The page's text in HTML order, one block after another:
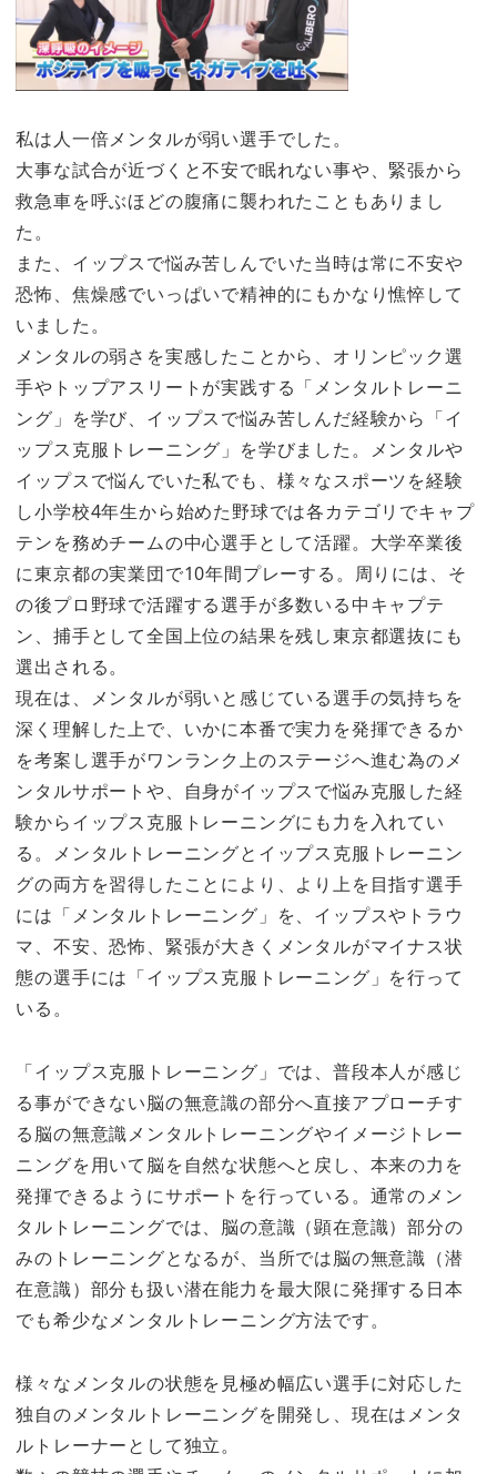
私は人一倍メンタルが弱い選手でした。
大事な試合が近づくと不安で眠れない事や、緊張から
救急車を呼ぶほどの腹痛に襲われたこともありまし
た。
また、イップスで悩み苦しんでいた当時は常に不安や
恐怖、焦燥感でいっぱいで精神的にもかなり憔悴して
いました。
メンタルの弱さを実感したことから、オリンピック選
手やトップアスリートが実践する「メンタルトレーニ
ング」を学び、イップスで悩み苦しんだ経験から「イ
ップス克服トレーニング」を学びました。メンタルや
イップスで悩んでいた私でも、様々なスポーツを経験
し小学校4年生から始めた野球では各カテゴリでキャプ
テンを務めチームの中心選手として活躍。大学卒業後
に東京都の実業団で10年間プレーする。周りには、そ
の後プロ野球で活躍する選手が多数いる中キャプテ
ン、捕手として全国上位の結果を残し東京都選抜にも
選出される。
現在は、メンタルが弱いと感じている選手の気持ちを
深く理解した上で、いかに本番で実力を発揮できるか
を考案し選手がワンランク上のステージへ進む為のメ
ンタルサポートや、自身がイップスで悩み克服した経
験からイップス克服トレーニングにも力を入れてい
る。メンタルトレーニングとイップス克服トレーニン
グの両方を習得したことにより、より上を目指す選手
には「メンタルトレーニング」を、イップスやトラウ
マ、不安、恐怖、緊張が大きくメンタルがマイナス状
態の選手には「イップス克服トレーニング」を行って
いる。
「イップス克服トレーニング」では、普段本人が感じ
る事ができない脳の無意識の部分へ直接アプローチす
る脳の無意識メンタルトレーニングやイメージトレー
ニングを用いて脳を自然な状態へと戻し、本来の力を
発揮できるようにサポートを行っている。通常のメン
タルトレーニングでは、脳の意識（顕在意識）部分の
みのトレーニングとなるが、当所では脳の無意識（潜
在意識）部分も扱い潜在能力を最大限に発揮する日本
でも希少なメンタルトレーニング方法です。
様々なメンタルの状態を見極め幅広い選手に対応した
独自のメンタルトレーニングを開発し、現在はメンタ
ルトレーナーとして独立。